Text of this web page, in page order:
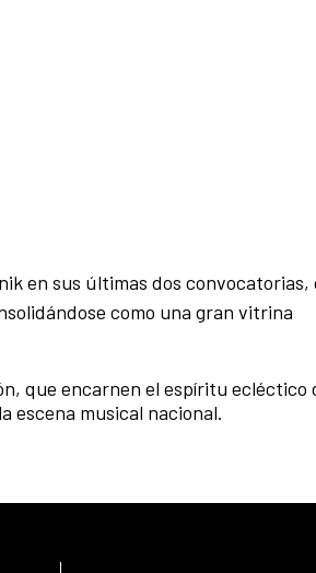
en sus últimas dos convocatorias,
como una gran vitrina
que encarnen el espíritu ecléctico
escena musical nacional.